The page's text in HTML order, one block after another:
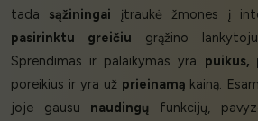
tada sąžiningai įtraukė žmones į
pasirinktu greičiu grąžino
Sprendimas ir palaikymas yra puikus,
poreikius ir yra už prieinamą kainą.
joje gausu naudingų funkcijų,